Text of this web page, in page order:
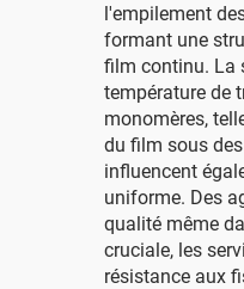
l'empilement
formant une
film continu. La
température de
monomères,
du film sous
influencent
uniforme. Des
qualité même
cruciale, les
résistance aux